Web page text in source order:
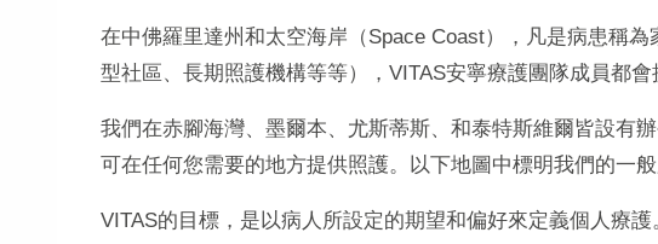
在中佛羅里達州和太空海岸（Space Coast），凡是病患稱
型社區、長期照護機構等等），VITAS安寧療護團隊成員都會
我們在赤腳海灣、墨爾本、尤斯蒂斯、和泰特斯維爾皆設有
可在任何您需要的地方提供照護。以下地圖中標明我們的一般
VITAS的目標，是以病人所設定的期望和偏好來定義個人療